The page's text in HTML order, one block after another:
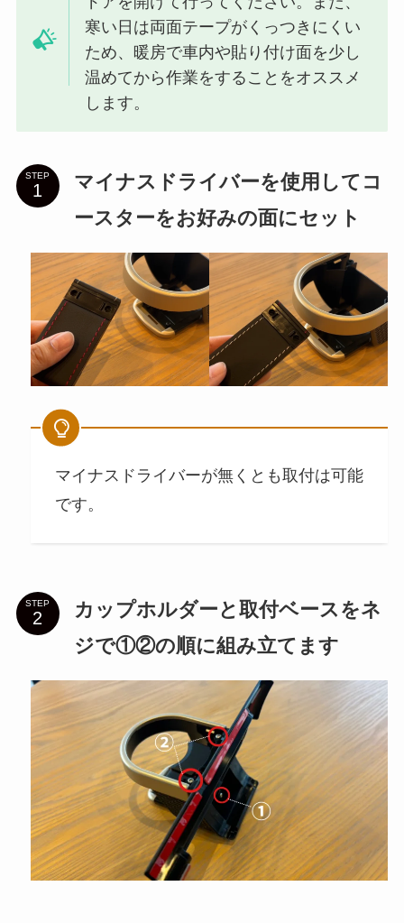
寒い日は両面テープがくっつきにくい
ため、暖房で車内や貼り付け面を少し
温めてから作業をすることをオススメ
します。
STEP
マイナスドライバーを使用してコ
ースターをお好みの面にセット
マイナスドライバーが無くとも取付は可能
です。
STEP
カップホルダーと取付ベースをネ
ジで①②の順に組み立てます